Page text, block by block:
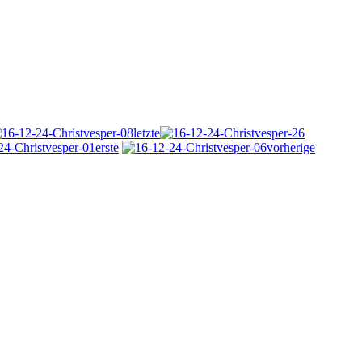
letzte
erste
vorherige